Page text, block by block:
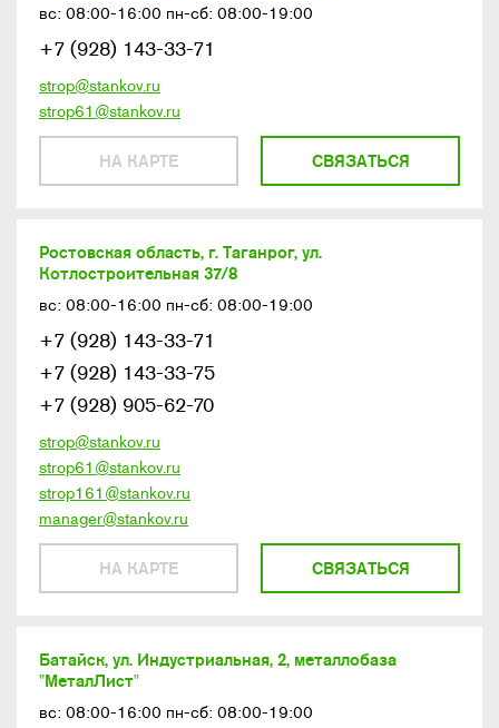
вс: 08:00-16:00 пн-сб: 08:00-19:00
НА КАРТЕ
+7 (928) 143-33-71
strop@stankov.ru
strop61@stankov.ru
СВЯЗАТЬСЯ
Ростовская область, г. Таганрог, ул.
Котлостроительная 37/8
вс: 08:00-16:00 пн-сб: 08:00-19:00
НА КАРТЕ
+7 (928) 143-33-71
+7 (928) 143-33-75
+7 (928) 905-62-70
strop@stankov.ru
strop61@stankov.ru
strop161@stankov.ru
manager@stankov.ru
СВЯЗАТЬСЯ
Батайск, ул. Индустриальная, 2, металлобаза
"МеталЛист"
вс: 08:00-16:00 пн-сб: 08:00-19:00